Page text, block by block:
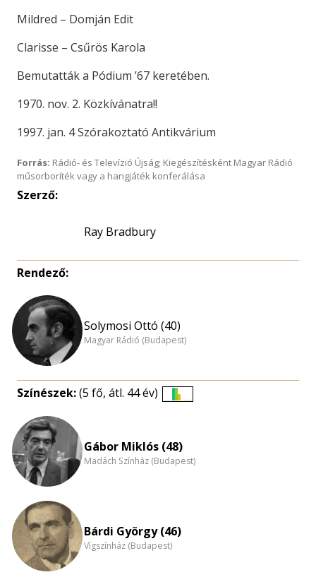
Mildred – Domján Edit
Clarisse – Csűrös Karola
Bemutatták a Pódium ’67 keretében.
1970. nov. 2. Közkívánatra!!
1997. jan. 4 Szórakoztató Antikvárium
Forrás: Rádió- és Televízió Újság; Kiegészítésként Magyar Rádió
műsorboríték vagy a hangjáték konferálása
Szerző:
Ray Bradbury
Rendező:
Solymosi Ottó (40)
Magyar Rádió (Budapest)
Színészek:(5 fő, átl. 44 év)
nagyítása
Gábor Miklós (48)
Madách Színház (Budapest)
Bárdi György (46)
Vígszínház (Budapest)